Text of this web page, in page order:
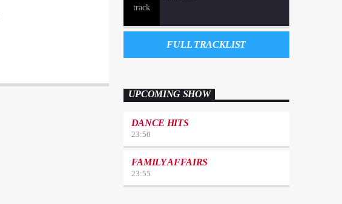
FULL TRACKLIST
UPCOMING SHOW
DANCE HITS
23:50
FAMILY AFFAIRS
23:55